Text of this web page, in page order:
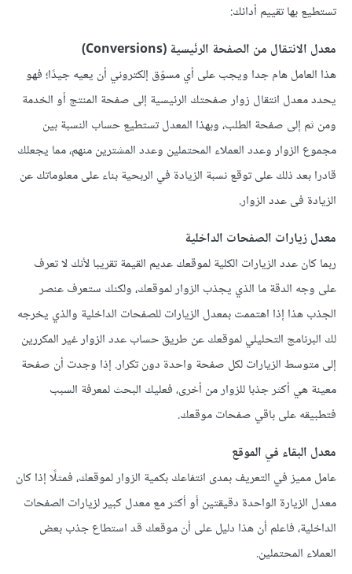
تستطيع بها تقييم أدائك:
معدل الانتقال من الصفحة الرئيسية (Conversions)
هذا العامل هام جدا ويجب على أي مسوّق إلكتروني أن يعيه جيدًا؛ فهو
يحدد معدل انتقال زوار صفحتك الرئيسية إلى صفحة المنتج أو الخدمة
ومن ثم إلى صفحة الطلب، وبهذا المعدل تستطيع حساب النسبة بين
مجموع الزوار وعدد العملاء المحتملين وعدد المشترين منهم، مما يجعلك
قادرا بعد ذلك على توقع نسبة الزيادة في الربحية بناء على معلوماتك عن
الزيادة فى عدد الزوار.
معدل زيارات الصفحات الداخلية
ربما كان عدد الزيارات الكلية لموقعك عديم القيمة تقريبا لأنك لا تعرف
على وجه الدقة ما الذي يجذب الزوار لموقعك، ولكنك ستعرف عنصر
الجذب هذا إذا اهتممت بمعدل الزيارات للصفحات الداخلية والذي يخرجه
لك البرنامج التحليلي لموقعك عن طريق حساب عدد الزوار غير المكررين
إلى متوسط الزيارات لكل صفحة واحدة دون تكرار. إذا وجدت أن صفحة
معينة هي أكثر جذبا للزوار من أخرى، فعليك البحث لمعرفة السبب
فتطبيقه على باقي صفحات موقعك.
معدل البقاء في الموقع
عامل مميز في التعريف بمدى انتفاعك بكمية الزوار لموقعك، فمثلًا إذا كان
معدل الزيارة الواحدة دقيقتين أو أكثر مع معدل كبير لزيارات الصفحات
الداخلية، فاعلم أن هذا دليل على أن موقعك قد استطاع جذب بعض
العملاء المحتملين.